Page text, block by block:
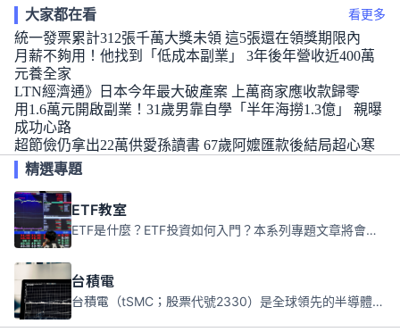
大家都在看 看更多
統一發票累計312張千萬大獎未領 這5張還在領獎期限內
月薪不夠用！他找到「低成本副業」 3年後年營收近400萬
元養全家
LTN經濟通》日本今年最大破產案 上萬商家應收款歸零
用1.6萬元開啟副業！31歲男靠自學「半年海撈1.3億」 親曝
成功心路
超節儉仍拿出22萬供愛孫讀書 67歲阿嬤匯款後結局超心寒
精選專題
ETF教室
ETF是什麼？ETF投資如何入門？本系列專題文章將會告訴你新手必須知道的ETF基礎知識。
台積電
台積電（tSMC；股票代號2330）是全球領先的半導體代工公司，成立於1987年，總部位於台灣新竹。且已於美國、日本、德國及中國設廠，台積電是全球首家專業積體電路製造服務公司，也是全球最先進和最大規模的半導體代工廠。